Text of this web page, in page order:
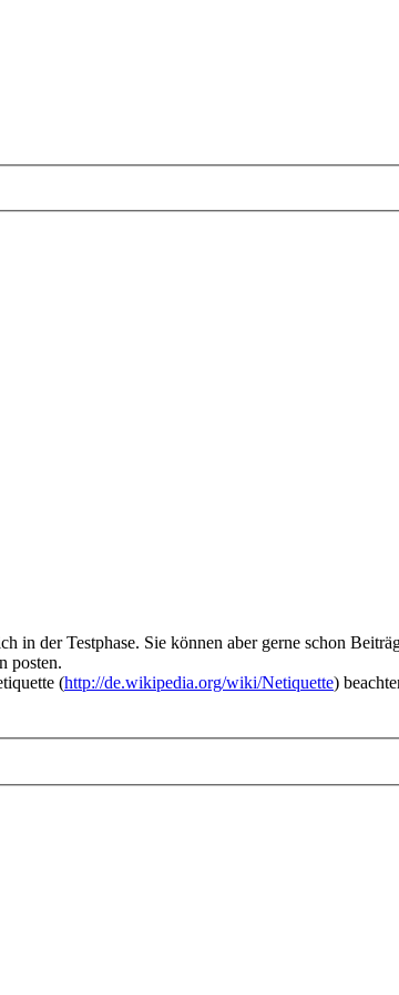
in der Testphase. Sie können aber gerne schon
posten.
(http://de.wikipedia.org/wiki/Netiquette)